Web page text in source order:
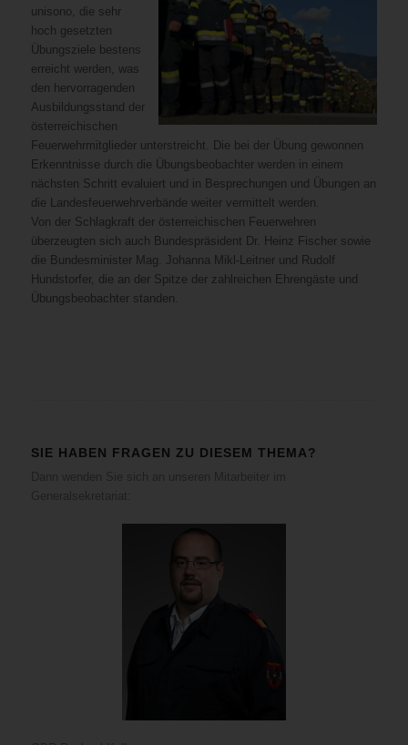
unisono, die sehr
hoch gesetzten
Übungsziele bestens
erreicht werden, was
den hervorragenden
Ausbildungsstand der
österreichischen
Feuerwehrmitglieder unterstreicht. Die bei der Übung gewonnen
Erkenntnisse durch die Übungsbeobachter werden in einem
nächsten Schritt evaluiert und in Besprechungen und Übungen an
die Landesfeuerwehrverbände weiter vermittelt werden.
Von der Schlagkraft der österreichischen Feuerwehren
überzeugten sich auch Bundespräsident Dr. Heinz Fischer sowie
die Bundesminister Mag. Johanna Mikl-Leitner und Rudolf
Hundstorfer, die an der Spitze der zahlreichen Ehrengäste und
Übungsbeobachter standen.
SIE HABEN FRAGEN ZU DIESEM THEMA?